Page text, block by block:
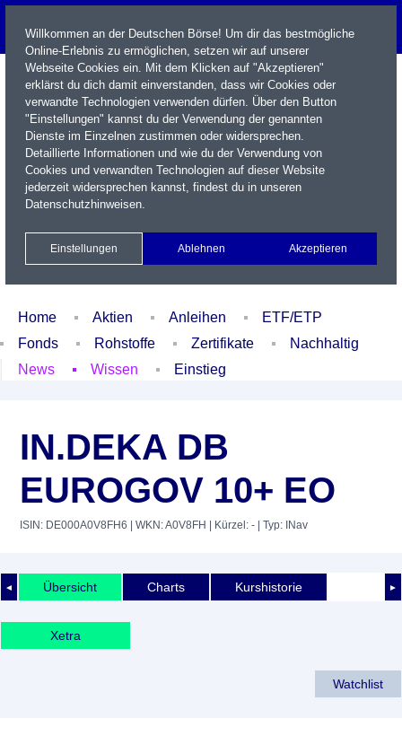
Name / WKN / ISIN / Kürzel
Xetra Realtime
Watchlist Portfolio Login
Home Aktien Anleihen
ETF/ETP
Fonds
Rohstoffe Zertifikate
Nachhaltig
News
Wissen Einstieg
IN.DEKA DB
EUROGOV 10+ EO
ISIN: DE000A0V8FH6 | WKN: A0V8FH | Kürzel: - | Typ: INav
◄ ►
Übersicht Charts Kurshistorie
Xetra
Watchlist
Willkommen an der Deutschen Börse! Um dir das bestmögliche
Online-Erlebnis zu ermöglichen, setzen wir auf unserer
Webseite Cookies ein. Mit dem Klicken auf "Akzeptieren"
erklärst du dich damit einverstanden, dass wir Cookies oder
verwandte Technologien verwenden dürfen. Über den Button
"Einstellungen" kannst du der Verwendung der genannten
Dienste im Einzelnen zustimmen oder widersprechen.
Detaillierte Informationen und wie du der Verwendung von
Cookies und verwandten Technologien auf dieser Website
jederzeit widersprechen kannst, findest du in unseren
Datenschutzhinweisen.
Einstellungen Ablehnen Akzeptieren